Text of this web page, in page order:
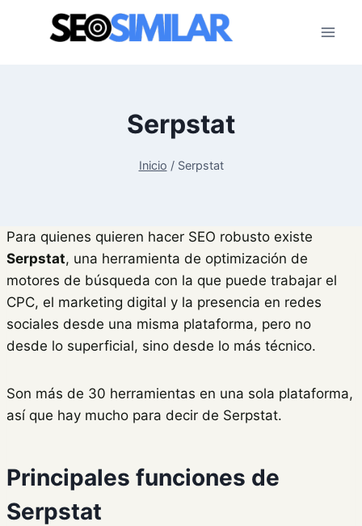
Serpstat
Inicio / Serpstat
Para quienes quieren hacer SEO robusto existe
Serpstat, una herramienta de optimización de
motores de búsqueda con la que puede trabajar el
CPC, el marketing digital y la presencia en redes
sociales desde una misma plataforma, pero no
desde lo superficial, sino desde lo más técnico.
Son más de 30 herramientas en una sola plataforma,
así que hay mucho para decir de Serpstat.
Principales funciones de
Serpstat